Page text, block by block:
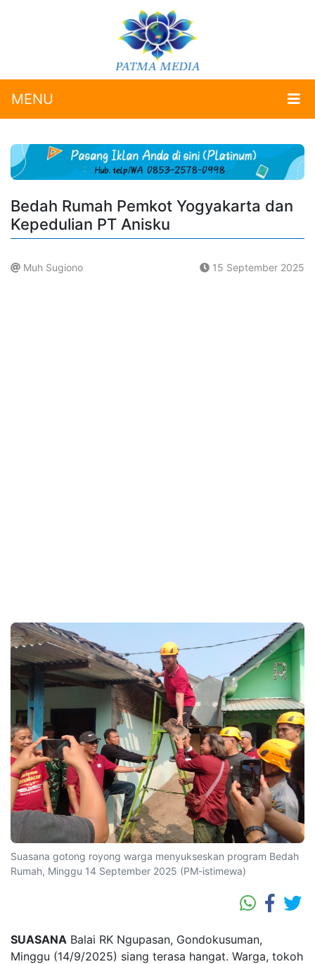
MENU
Bedah Rumah Pemkot Yogyakarta dan
Kepedulian PT Anisku
Muh Sugiono 15 September 2025
Suasana gotong royong warga menyukseskan program Bedah
Rumah, Minggu 14 September 2025 (PM-istimewa)
SUASANA Balai RK Ngupasan, Gondokusuman,
Minggu (14/9/2025) siang terasa hangat. Warga, tokoh